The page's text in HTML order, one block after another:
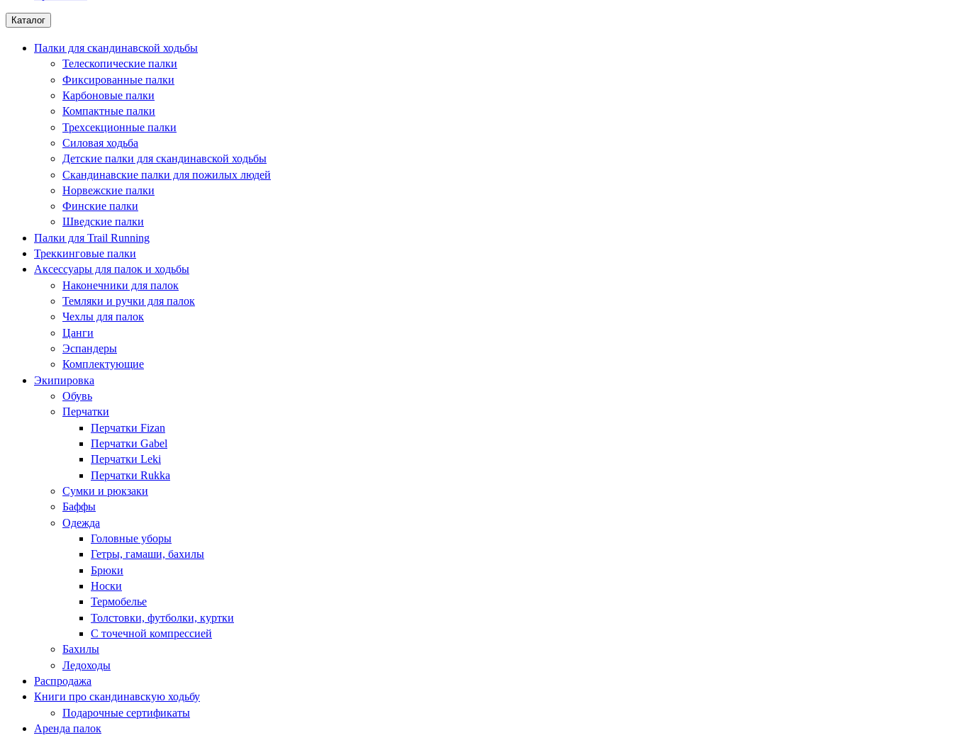
Каталог
Палки для скандинавской ходьбы
Телескопические палки
Фиксированные палки
Карбоновые палки
Компактные палки
Трехсекционные палки
Силовая ходьба
Детские палки для скандинавской ходьбы
Скандинавские палки для пожилых людей
Норвежские палки
Финские палки
Шведские палки
Палки для Trail Running
Треккинговые палки
Аксессуары для палок и ходьбы
Наконечники для палок
Темляки и ручки для палок
Чехлы для палок
Цанги
Эспандеры
Комплектующие
Экипировка
Обувь
Перчатки
Перчатки Fizan
Перчатки Gabel
Перчатки Leki
Перчатки Rukka
Сумки и рюкзаки
Баффы
Одежда
Головные уборы
Гетры, гамаши, бахилы
Брюки
Носки
Термобелье
Толстовки, футболки, куртки
С точечной компрессией
Бахилы
Ледоходы
Распродажа
Книги про скандинавскую ходьбу
Подарочные сертификаты
Аренда палок